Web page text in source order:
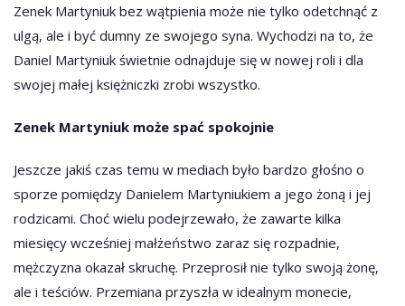
Zenek Martyniuk bez wątpienia może nie tylko odetchnąć z
ulgą, ale i być dumny ze swojego syna. Wychodzi na to, że
Daniel Martyniuk świetnie odnajduje się w nowej roli i dla
swojej małej księżniczki zrobi wszystko.
Zenek Martyniuk może spać spokojnie
Jeszcze jakiś czas temu w mediach było bardzo głośno o
sporze pomiędzy Danielem Martyniukiem a jego żoną i jej
rodzicami. Choć wielu podejrzewało, że zawarte kilka
miesięcy wcześniej małżeństwo zaraz się rozpadnie,
mężczyzna okazał skruchę. Przeprosił nie tylko swoją żonę,
ale i teściów. Przemiana przyszła w idealnym monecie,